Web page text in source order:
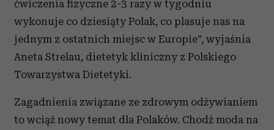
ćwiczenia fizyczne 2-3 razy w tygodniu
wykonuje co dziesiąty Polak, co plasuje nas na
jednym z ostatnich miejsc w Europie”, wyjaśnia
Aneta Strelau, dietetyk kliniczny z Polskiego
Towarzystwa Dietetyki.
Zagadnienia związane ze zdrowym odżywianiem
to wciąż nowy temat dla Polaków. Chodź moda na